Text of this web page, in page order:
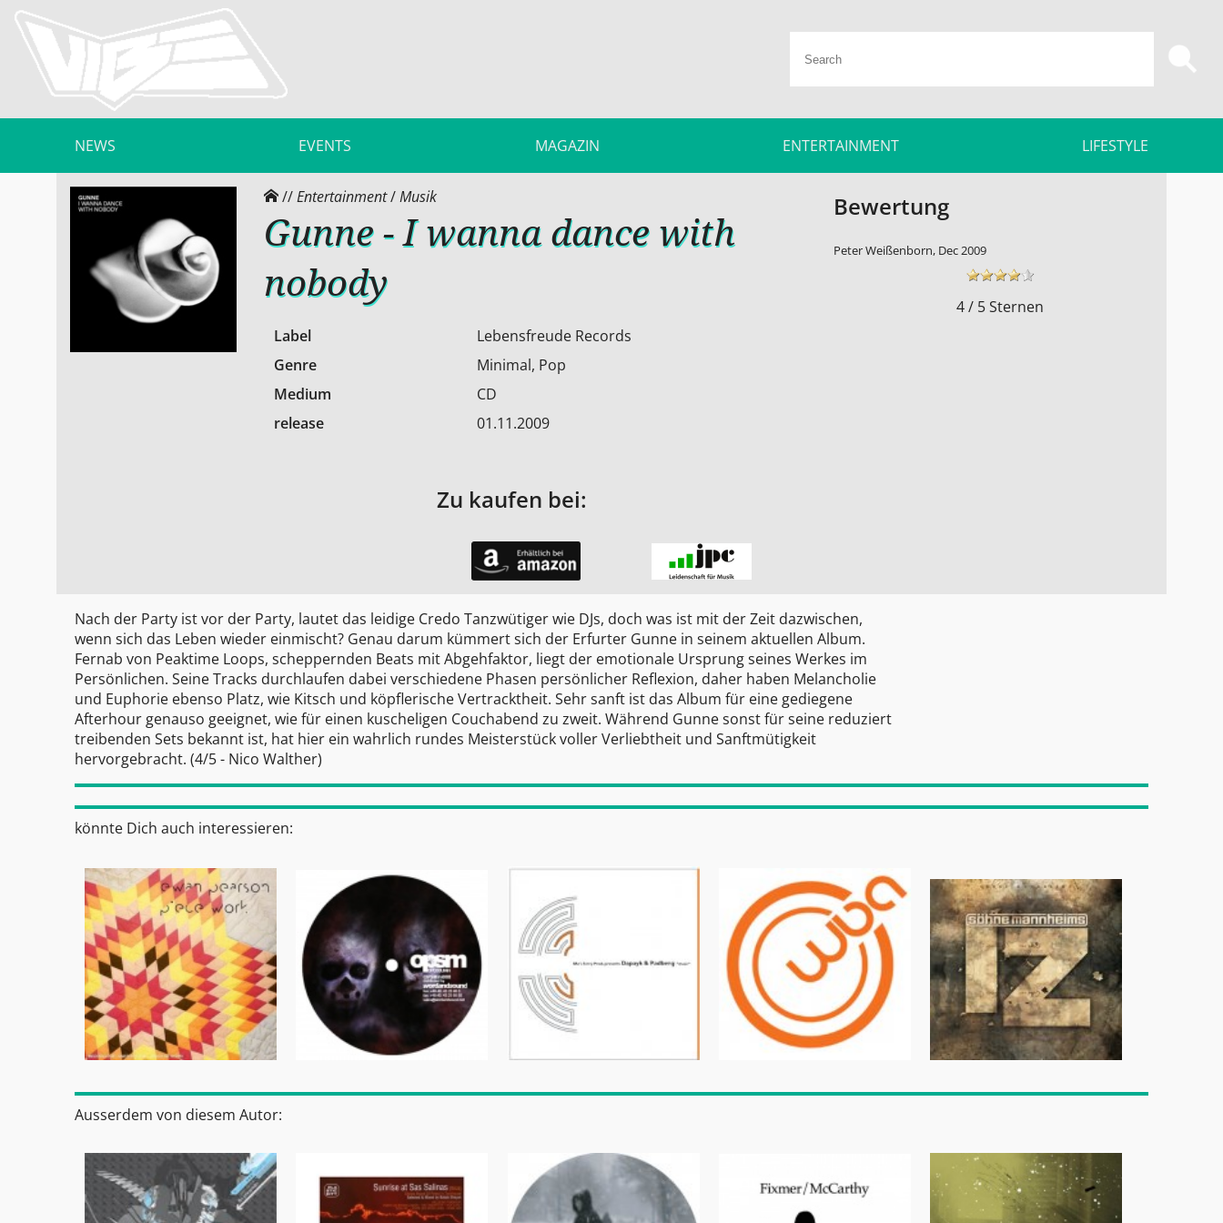
NEWS EVENTS MAGAZIN ENTERTAINMENT LIFESTYLE
//Entertainment/Musik
Gunne - I wanna dance with
nobody
Label
Lebensfreude Records
Genre
Minimal, Pop
Medium
CD
release
01.11.2009
Bewertung
Peter Weißenborn, Dec 2009
4 / 5 Sternen
Zu kaufen bei:
Nach der Party ist vor der Party, lautet das leidige Credo Tanzwütiger wie DJs, doch was ist mit der Zeit dazwischen,
wenn sich das Leben wieder einmischt? Genau darum kümmert sich der Erfurter Gunne in seinem aktuellen Album.
Fernab von Peaktime Loops, scheppernden Beats mit Abgehfaktor, liegt der emotionale Ursprung seines Werkes im
Persönlichen. Seine Tracks durchlaufen dabei verschiedene Phasen persönlicher Reflexion, daher haben Melancholie
und Euphorie ebenso Platz, wie Kitsch und köpflerische Vertracktheit. Sehr sanft ist das Album für eine gediegene
Afterhour genauso geeignet, wie für einen kuscheligen Couchabend zu zweit. Während Gunne sonst für seine reduziert
treibenden Sets bekannt ist, hat hier ein wahrlich rundes Meisterstück voller Verliebtheit und Sanftmütigkeit
hervorgebracht. (4/5 - Nico Walther)
könnte Dich auch interessieren:
Ausserdem von diesem Autor: